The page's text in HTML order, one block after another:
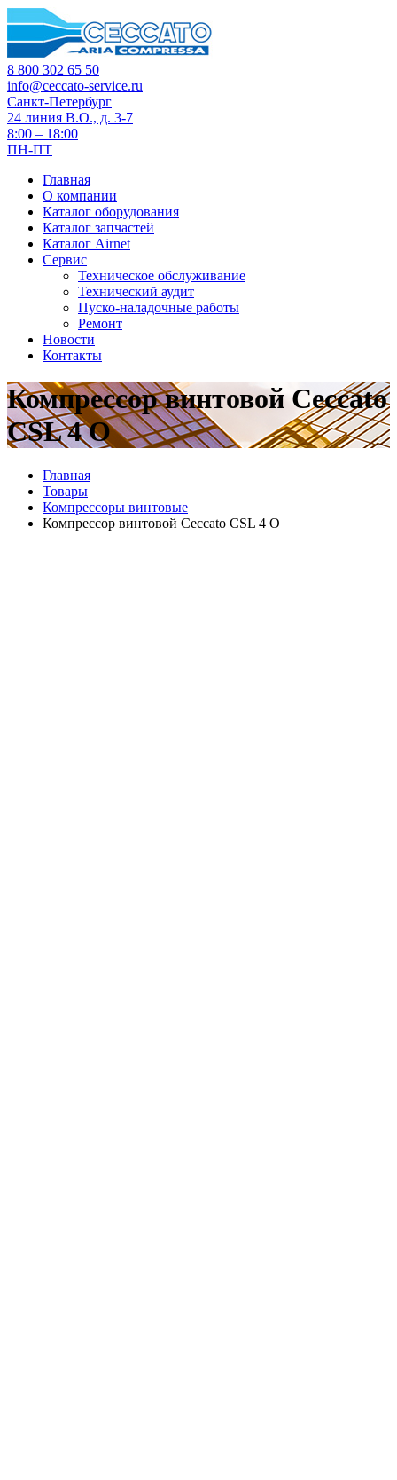
8 800 302 65 50
info@ceccato-service.ru
Санкт-Петербург
24 линия В.О., д. 3-7
8:00 – 18:00
ПН-ПТ
Главная
О компании
Каталог оборудования
Каталог запчастей
Каталог Airnet
Сервис
Техническое обслуживание
Технический аудит
Пуско-наладочные работы
Ремонт
Новости
Контакты
Компрессор винтовой Ceccato
CSL 4 O
Главная
Товары
Компрессоры винтовые
Компрессор винтовой Ceccato CSL 4 O